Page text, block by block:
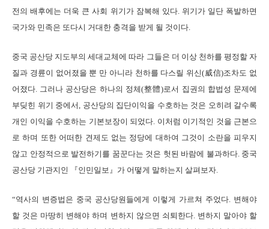
전의 배후에는 더욱 큰 사회 위기가 잠복해 있다. 위기가 일단 폭발하면
국가와 민족은 또다시 거대한 충격을 받게 될 것이다.
중국 공산당 지도부의 세대교체에 따라 그들은 더 이상 천하를 평정할 자
질과 경륜이 없어졌을 뿐 만 아니라 천하를 다스릴 위신(威信)조차도 없
어졌다. 그러나 공산당은 하나의 정체(整體)로서 집권의 합법성 문제에
부딪힌 위기 중에서, 공산당의 집단이익을 수호하는 것은 오히려 갈수록
개인 이익을 수호하는 기본보장이 되었다. 이처럼 이기적인 것을 근본으
로 하며 또한 어떠한 견제도 없는 정당에 대하여 그것이 소란을 피우지
않고 안정적으로 발전하기를 꿈꾼다는 것은 헛된 바람에 불과하다. 중국
공산당 기관지인 『인민일보』가 어떻게 말하는지 살펴보자.
“역사의 변증법은 중국 공산당원들에게 이렇게 가르쳐 주었다. 변해야
할 것은 마땅히 변해야 하며 변하지 않으면 쇠퇴한다. 변하지 말아야 할